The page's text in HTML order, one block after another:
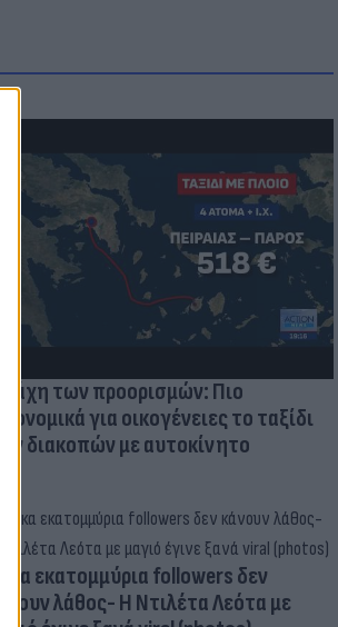
Η μάχη των προορισμών: Πιο
οικονομικά για οικογένειες το ταξίδι
των διακοπών με αυτοκίνητο
Δέκα εκατομμύρια followers δεν
κάνουν λάθος- Η Ντιλέτα Λεότα με